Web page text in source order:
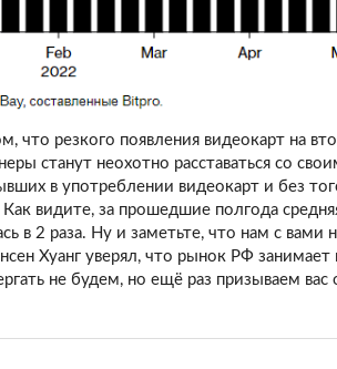
что резкого появления видеокарт на
станут неохотно расставаться со
в употреблении видеокарт и без
видите, за прошедшие полгода
в 2 раза. Ну и заметьте, что нам с вами
Хуанг уверял, что рынок РФ
не будем, но ещё раз призываем вас